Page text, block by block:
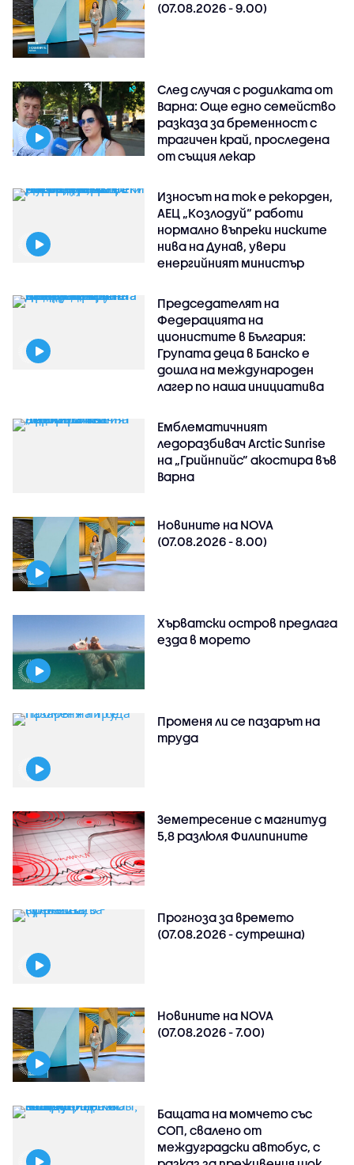
(07.08.2026 - 9.00)
След случая с родилката от
Варна: Още едно семейство
разказа за бременност с
трагичен край, проследена
от същия лекар
Износът на ток е рекорден,
АЕЦ „Козлодуй“ работи
нормално въпреки ниските
нива на Дунав, увери
енергийният министър
Председателят на
Федерацията на
ционистите в България:
Групата деца в Банско е
дошла на международен
лагер по наша инициатива
Емблематичният
ледоразбивач Arctic Sunrise
на „Грийнпийс” акостира във
Варна
Новините на NOVA
(07.08.2026 - 8.00)
Хърватски остров предлага
езда в морето
Променя ли се пазарът на
труда
Земетресение с магнитуд
5,8 разлюля Филипините
Прогноза за времето
(07.08.2026 - сутрешна)
Новините на NOVA
(07.08.2026 - 7.00)
Бащата на момчето със
СОП, свалено от
междуградски автобус, с